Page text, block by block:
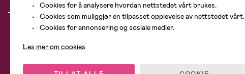
Cookies for å analysere hvordan nettstedet vårt brukes.
Cookies som muliggjør en tilpasset opplevelse av nettstedet vårt.
Cookies for annonsering og sosiale medier.
Les mer om cookies